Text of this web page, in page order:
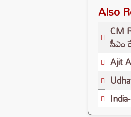
Also
CM
సీఎం
Ajit